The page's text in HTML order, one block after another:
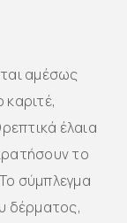
αμέσως
έλαια
το
σύμπλεγμα
δέρματος,